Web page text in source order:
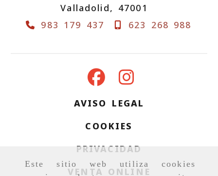
Este sitio web utiliza cookies
Valladolid, 47001
983 179 437
623 268 988
AVISO LEGAL
COOKIES
PRIVACIDAD
VENTA ONLINE